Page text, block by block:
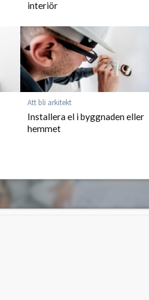
interiör
Att bli arkitekt
Installera el i byggnaden eller
hemmet